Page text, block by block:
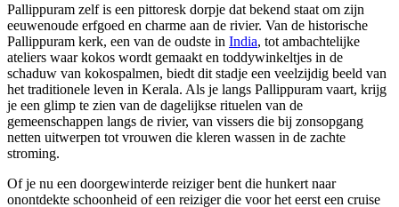
Pallippuram zelf is een pittoresk dorpje dat bekend staat om zijn
eeuwenoude erfgoed en charme aan de rivier. Van de historische
Pallippuram kerk, een van de oudste in India, tot ambachtelijke
ateliers waar kokos wordt gemaakt en toddywinkeltjes in de
schaduw van kokospalmen, biedt dit stadje een veelzijdig beeld van
het traditionele leven in Kerala. Als je langs Pallippuram vaart, krijg
je een glimp te zien van de dagelijkse rituelen van de
gemeenschappen langs de rivier, van vissers die bij zonsopgang
netten uitwerpen tot vrouwen die kleren wassen in de zachte
stroming.
Of je nu een doorgewinterde reiziger bent die hunkert naar
onontdekte schoonheid of een reiziger die voor het eerst een cruise